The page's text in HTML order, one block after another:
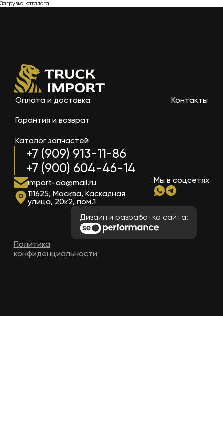
Загрузка каталога
+7 (909) 913-11-86
+7 (900) 604-46-14
Оплата и доставка
Гарантия и возврат
Каталог запчастей
Контакты
import-aa@mail.ru
111625, Москва, Каскадная
улица, 20к2, пом.1
Мы в соцсетях
Дизайн и разработка сайта:
Политика
конфиденциальности